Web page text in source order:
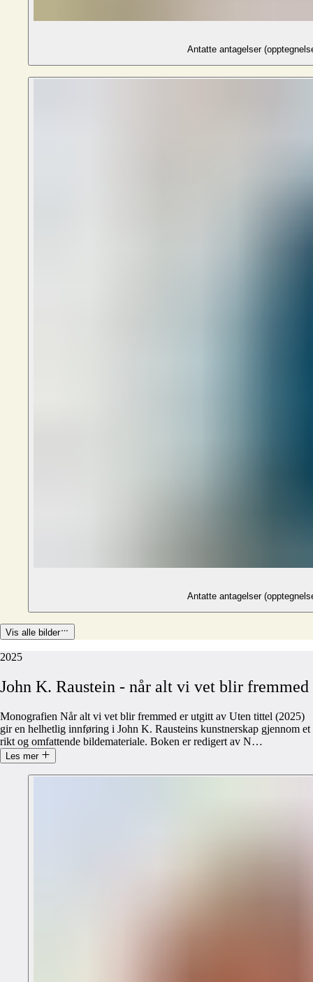
Antatte antagelser
Antatte antagelser
Vis alle bilder
2025
John K. Raustein - når alt vi vet blir fremmed
Monografien Når alt vi vet blir fremmed er utgitt av Uten tittel (2025)
gir en helhetlig innføring i John K. Rausteins kunstnerskap gjennom et
rikt og omfattende bildemateriale. Boken er redigert av N…
Les mer